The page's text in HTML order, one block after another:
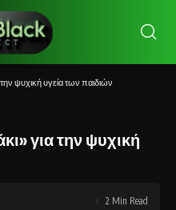
ψυχική υγεία των παιδιών
για την ψυχική
2 Min Read